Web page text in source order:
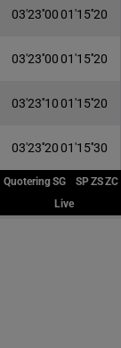
03'23''0001'15''20
03'23''0001'15''20
03'23''1001'15''20
03'23''2001'15''30
QuoteringSG SPZSZC
Live